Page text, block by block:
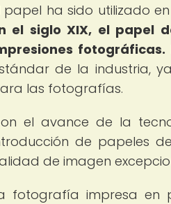
papel ha sido utilizado
el siglo XIX, el papel
fotográficas.
de la industria,
las fotografías.
el avance de la
de papeles
de imagen
fotografía impresa